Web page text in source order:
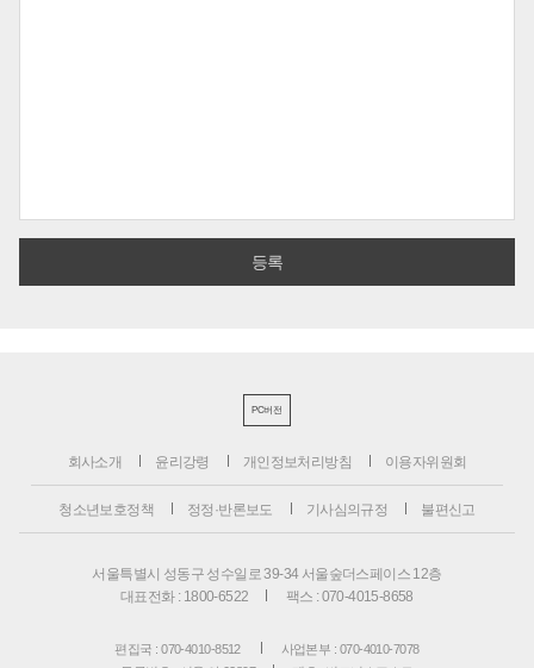
PC버전
회사소개 윤리강령 개인정보처리방침 이용자위원회
청소년보호정책 정정·반론보도 기사심의규정 불편신고
서울특별시 성동구 성수일로 39-34 서울숲더스페이스 12층
대표전화 : 1800-6522
팩스 : 070-4015-8658
편집국 : 070-4010-8512
사업본부 : 070-4010-7078